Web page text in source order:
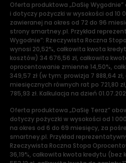
Oferta produktowa „DaSię
i dotyczy pożyczki w wysokości od 10
zawieranej na okres od 72 do 96
strony smartney.pl. Przykład
Wygodnie”: Rzeczywista Roczna
wynosi 20,52%, całkowita kwota
kosztów) 34 676,56 zł, całkowita
oprocentowanie zmienne 14,50%,
349,57 zł (w tym: prowizja 7 888,64
miesięcznych równych rat po 721,80
785,93 zł. Kalkulacja na dzień
Oferta produktowa „DaSię Teraz”
dotyczy pożyczki w wysokości od 1
na okres od 6 do 69 miesięcy, za
smartney.pl. Przykład
Rzeczywista Roczna Stopa
36,19%, całkowita kwota kredytu